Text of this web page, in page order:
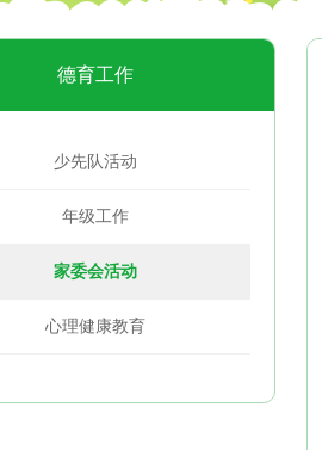
德育工作
少先队活动
年级工作
家委会活动
心理健康教育